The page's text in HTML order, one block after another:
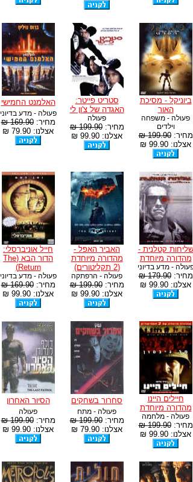
ביוניקל - מסיכת
האור
פעולה - משפחה
וילדים
מחיר:199.90 ₪
אצלנו: 99.90 ₪
סטריט פייטר:
האגדה של צ'ון לי
פעולה
מחיר:199.90 ₪
אצלנו: 99.90 ₪
האלמנט החמישי
פעולה - מדע בדיוני
מחיר:169.90 ₪
אצלנו: 79.90 ₪
שליחות קטלנית -
מהדורה מיוחדת
- מדע בדיוני
מחיר:179.90 ₪
אצלנו: 99.90 ₪
האביר האפל -
מהדורה מיוחדת
(2 תקליטורים)
פעולה - הרפתקה
מחיר:199.90 ₪
אצלנו: 99.90 ₪
חייל אוניברסלי:
הדור הבא (The
Return)
פעולה - מדע בדיוני
מחיר:169.90 ₪
אצלנו: 99.90 ₪
חיילים היינו
מהדורה מיוחדת
פעולה - מלחמה
מחיר:199.90 ₪
אצלנו: 99.90 ₪
סחרור בשחקים
פעולה - מתח
מחיר:199.90 ₪
אצלנו: 79.90 ₪
הסיור האחרון
פעולה
מחיר:199.90 ₪
אצלנו: 99.90 ₪